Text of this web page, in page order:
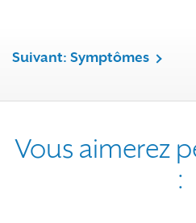
Suivant: Symptômes
Vous aimerez
: